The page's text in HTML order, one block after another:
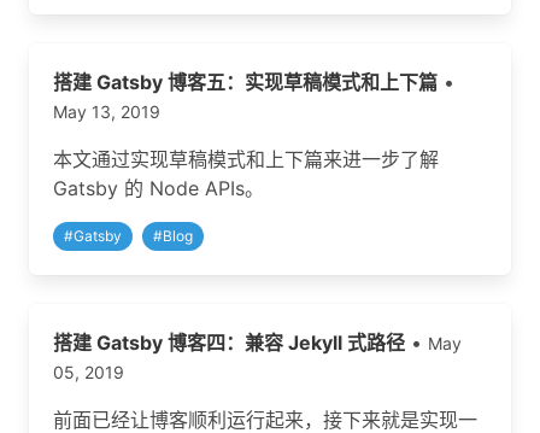
搭建 Gatsby 博客五：实现草稿模式和上下篇 •
May 13, 2019
本文通过实现草稿模式和上下篇来进一步了解
Gatsby 的 Node APIs。
#Gatsby #Blog
搭建 Gatsby 博客四：兼容 Jekyll 式路径 • May
05, 2019
前面已经让博客顺利运行起来，接下来就是实现一